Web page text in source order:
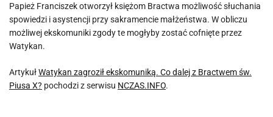
Papież Franciszek otworzył księżom Bractwa możliwość słuchania
spowiedzi i asystencji przy sakramencie małżeństwa. W obliczu
możliwej ekskomuniki zgody te mogłyby zostać cofnięte przez
Watykan.
ArtykułWatykan zagroził ekskomuniką. Co dalej z Bractwem św.
Piusa X? pochodzi z serwisu NCZAS.INFO.